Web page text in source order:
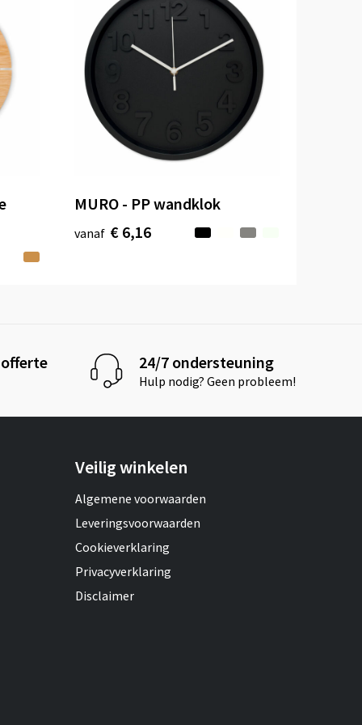
MURO - PP wandklok
vanaf € 6,16
offerte 24/7 ondersteuning
Hulp nodig? Geen probleem!
Veilig winkelen
Algemene voorwaarden
Leveringsvoorwaarden
Cookieverklaring
Privacyverklaring
Disclaimer